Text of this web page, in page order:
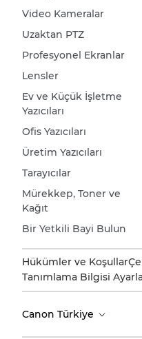
Video Kameralar
Uzaktan PTZ
Profesyonel Ekranlar
Lensler
Ev ve Küçük İşletme
Yazıcıları
Ofis Yazıcıları
Üretim Yazıcıları
Tarayıcılar
Mürekkep, Toner ve
Kağıt
Bir Yetkili Bayi Bulun
Hükümler ve Koşullar
Tanımlama Bilgisi
Canon Türkiye